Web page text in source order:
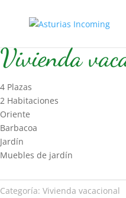
Vivienda
4 Plazas
2 Habitaciones
Oriente
Barbacoa
Jardín
Muebles de jardín
Categoría: Vivienda vacacional